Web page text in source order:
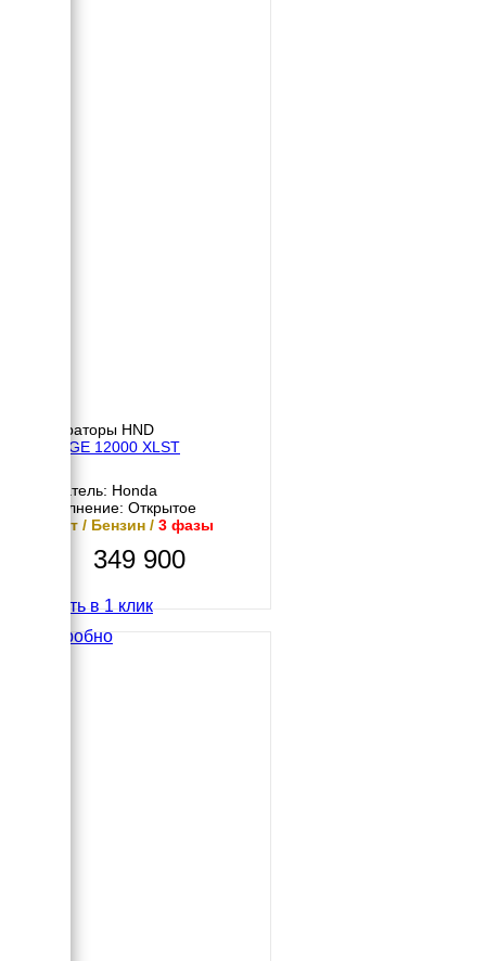
Генераторы HND
HND GE 12000 XLST
Двигатель: Honda
Исполнение: Открытое
11 кВт / Бензин / 3 фазы
349 900
Купить в 1 клик
Подробно